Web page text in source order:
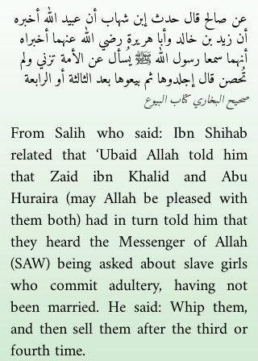
عن صالح قال حدث إبن شهاب أن عبيد الله أخبره
أن زيد بن خالد وأبا هريرة رضي الله عنهما أخبراه
أنهما سمعا رسول الله ﷺ يُسأل عن الأمة تزني ولم
تُحصن قال إجلدوها ثم بيعوها بعد الثالثة أو الرابعة
صحيح البخاري كتاب البيوع
From Salih who said: Ibn Shihab
related that ‘Ubaid Allah told him
that Zaid ibn Khalid and Abu
Huraira (may Allah be pleased with
them both) had in turn told him that
they heard the Messenger of Allah
(SAW) being asked about slave girls
who commit adultery, having not
been married. He said: Whip them,
and then sell them after the third or
fourth time.